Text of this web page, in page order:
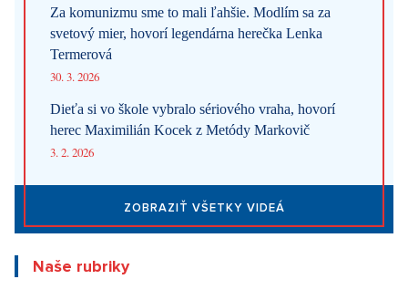
Za komunizmu sme to mali ľahšie. Modlím sa za
svetový mier, hovorí legendárna herečka Lenka
Termerová
30. 3. 2026
Dieťa si vo škole vybralo sériového vraha, hovorí
herec Maximilián Kocek z Metódy Markovič
3. 2. 2026
ZOBRAZIŤ VŠETKY VIDEÁ
Naše rubriky